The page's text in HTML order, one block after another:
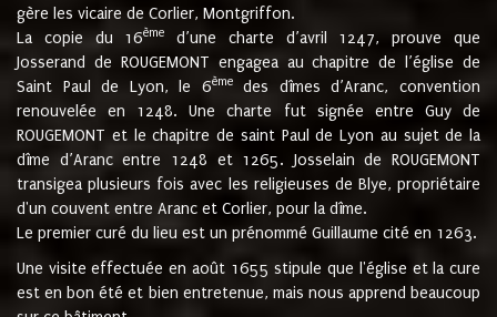
gère les vicaire de Corlier, Montgriffon.
La copie du 16ème
d’une charte d’avril 1247, prouve que
Josserand de ROUGEMONT engagea au chapitre de l’église de
Saint Paul de Lyon, le 6èmedes dîmes d’Aranc, convention
renouvelée en 1248. Une charte fut signée entre Guy de
ROUGEMONT et le chapitre de saint Paul de Lyon au sujet de la
dîme d’Aranc entre 1248 et 1265. Josselain de ROUGEMONT
transigea plusieurs fois avec les religieuses de Blye, propriétaire
d'un couvent entre Aranc et Corlier, pour la dîme.
Le premier curé du lieu est un prénommé Guillaume cité en 1263.
Une visite effectuée en août 1655 stipule que l'église et la cure
est en bon été et bien entretenue, mais nous apprend beaucoup